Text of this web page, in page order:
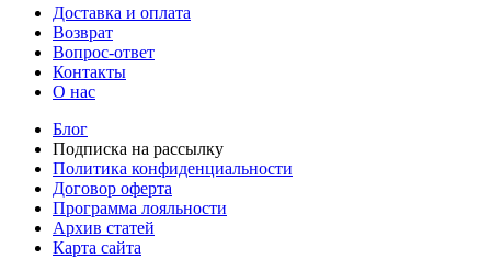
Доставка и оплата
Возврат
Вопрос-ответ
Контакты
О нас
Блог
Подписка на рассылку
Политика конфиденциальности
Договор оферта
Программа лояльности
Архив статей
Карта сайта